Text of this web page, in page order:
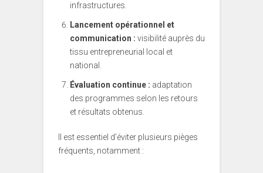
infrastructures.
Lancement opérationnel et
communication : visibilité auprès du
tissu entrepreneurial local et
national.
Évaluation continue : adaptation
des programmes selon les retours
et résultats obtenus.
Il est essentiel d’éviter plusieurs pièges
fréquents, notamment :